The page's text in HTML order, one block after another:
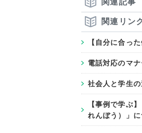
関連記事
関連リン
【自分に合っ
電話対応のマ
社会人と学生
【事例で学ぶ
れんぼう）」